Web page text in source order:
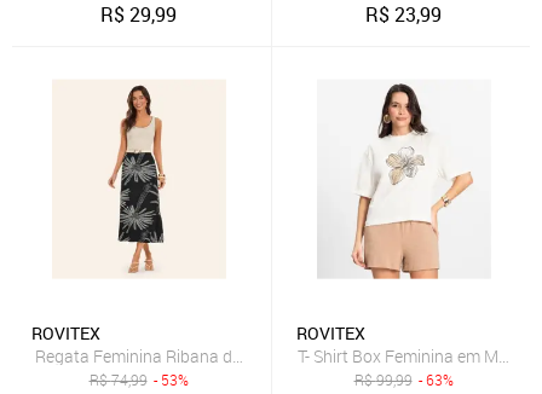
R$29,99 R$23,99
ROVITEX
Regata Feminina Ribana de Viscose Rovitex Bege
R$74,99 - 53%
ROVITEX
T- Shirt Box Feminina em Meia
R$99,99 - 63%